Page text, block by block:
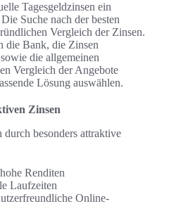
Tagesgeldzinsen ein
Suche nach der besten
Vergleich der Zinsen.
die Bank, die Zinsen
die allgemeinen
Vergleich der Angebote
Lösung auswählen.
Zinsen
besonders attraktive
Renditen
Laufzeiten
Online-